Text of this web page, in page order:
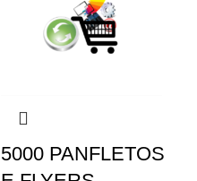
5000 PANFLETOS